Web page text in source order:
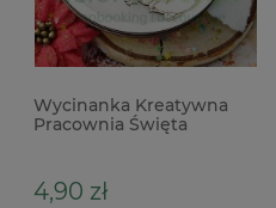
Wycinanka Kreatywna
Pracownia Święta
4,90 zł